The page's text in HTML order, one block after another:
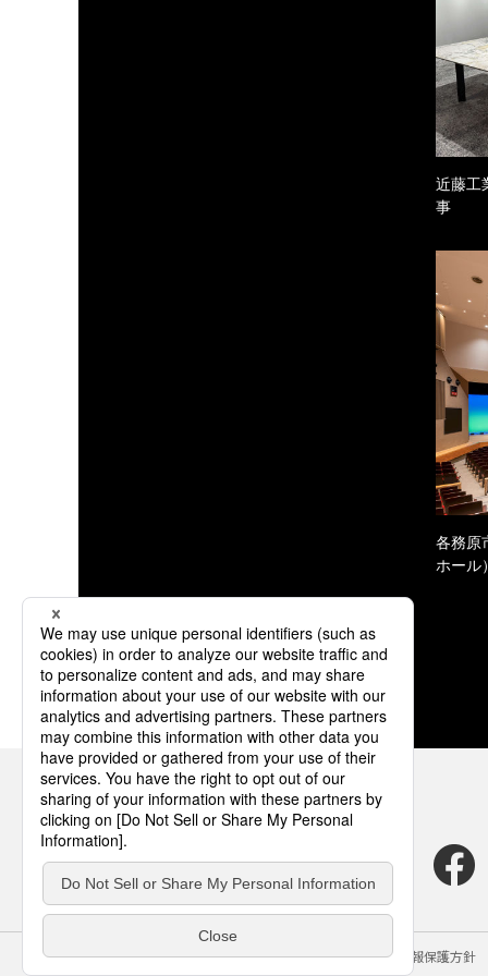
近藤工
事
各務原
ホール
サイトのご利用にあたって クッキーポリシー 個人情報保護方針